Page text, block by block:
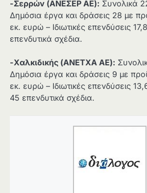
-Σερρών (ΑΝΕΣΕΡ ΑΕ): Συνολικά
Δημόσια έργα και δράσεις 28 με
εκ. ευρώ – Ιδιωτικές επενδύσεις
επενδυτικά σχέδια.
-Χαλκιδικής (ΑΝΕΤΧΑ ΑΕ):
Δημόσια έργα και δράσεις 9 με
εκ. ευρώ – Ιδιωτικές επενδύσεις
45 επενδυτικά σχέδια.